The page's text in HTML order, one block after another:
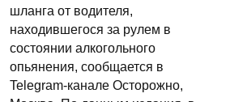
шланга от водителя,
находившегося за рулем в
состоянии алкогольного
опьянения, сообщается в
Telegram-канале Осторожно,